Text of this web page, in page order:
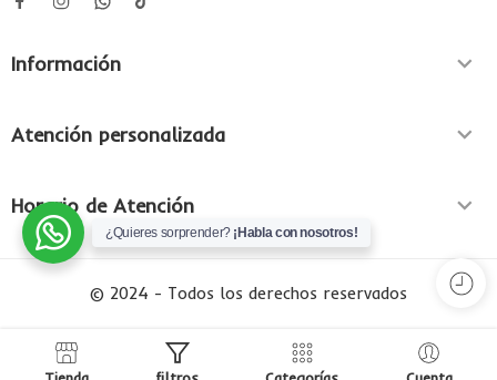
Información
Atención personalizada
Horario de Atención
© 2024 - Todos los derechos reservados
¿Quieres sorprender? ¡Habla con nosotros!